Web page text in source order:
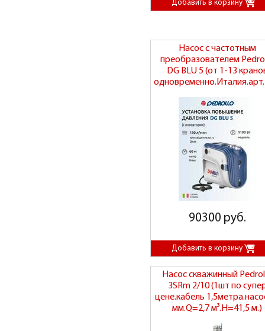
Насос с частотным
преобразователем
DG BLU 5 (от 1-13
90300 руб.
Насос скважинный
3SRm 2/10 (1шт по
цене.кабель
мм.Q=2,7 м³.H=41,5 м.)